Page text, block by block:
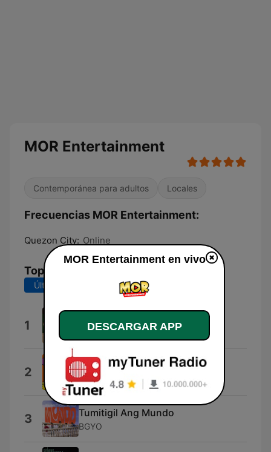
MOR Entertainment
Contemporánea para adultos Locales
Frecuencias MOR Entertainment:
Quezon City: Online
Top Canciones
Últimos 7 días Últimos 30 días
1 SB19
2 Permission to Dance
防弾少年団
3 Tumitigil Ang Mundo
BGYO
MOR Entertainment en vivo
DESCARGAR APP